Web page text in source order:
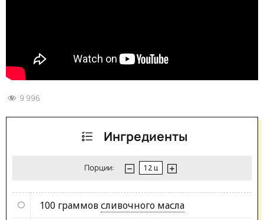
9 996
Ингредиенты
Порции:
100 граммовсливочного масла